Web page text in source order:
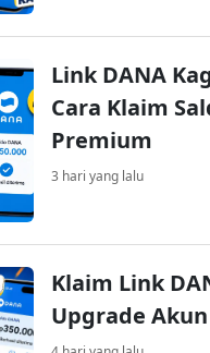
Link DANA
Cara Klaim
Premium
3 hari yang lalu
Klaim Link
Upgrade